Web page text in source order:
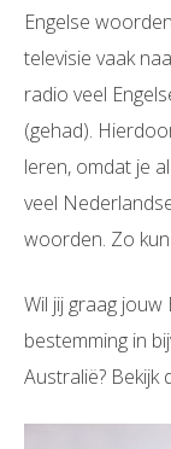
Engelse
televisie vaak
radio veel
(gehad).
leren, omdat je
veel
woorden. Zo
Wil jij graag
bestemming in
Australië? Bekijk